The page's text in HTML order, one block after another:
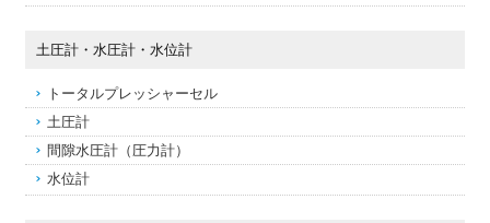
土圧計・水圧計・水位計
トータルプレッシャーセル
土圧計
間隙水圧計（圧力計）
水位計